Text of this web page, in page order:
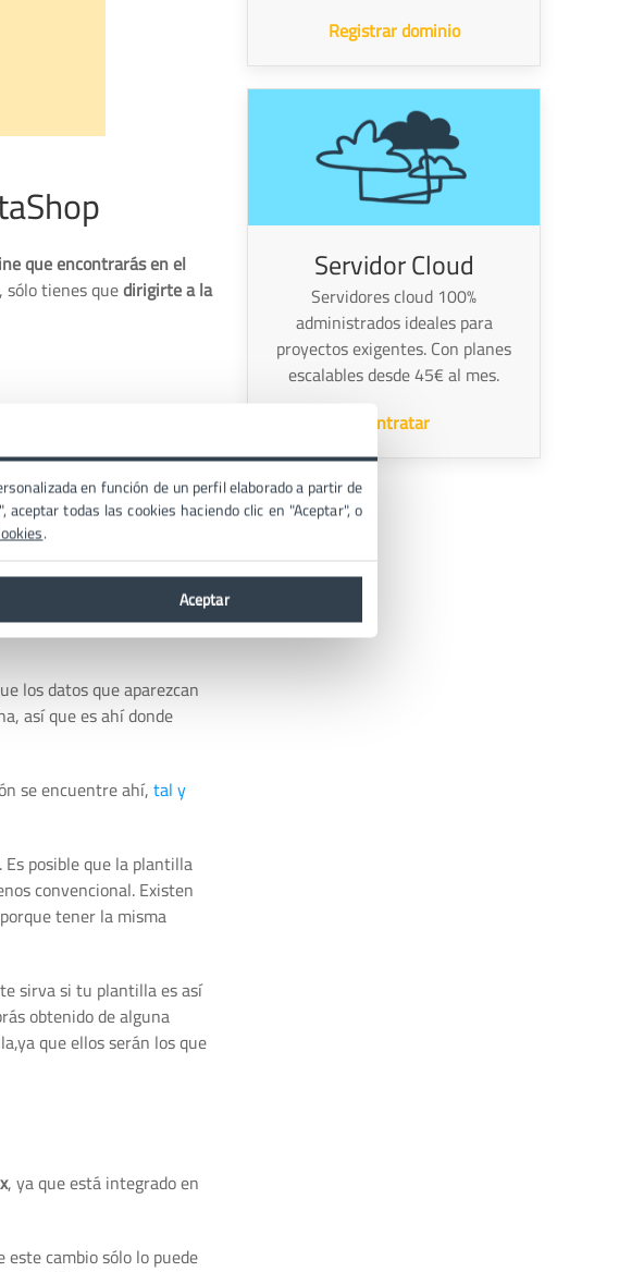
que encontrarás en el
sólo tienes quedirigirte a la
los datos que aparezcan
así que es ahí donde
se encuentre ahí,tal y
posible que la plantilla
convencional. Existen
tener la misma
sirva si tu plantilla es así
obtenido de alguna
que ellos serán los que
, ya que está integrado en
este cambio sólo lo puede
Registrar dominio
Servidor Cloud
Servidores cloud 100%
administrados ideales para
proyectos exigentes. Con planes
escalables desde 45€ al mes.
Contratar
en función de un perfil elaborado a partir de
todas las cookies haciendo clic en "Aceptar", o
.
Aceptar